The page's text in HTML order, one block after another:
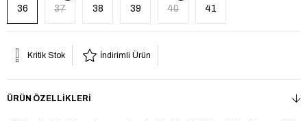
36 37 38 39 40 41
Kritik Stok İndirimli Ürün
ÜRÜN ÖZELLIKLERI